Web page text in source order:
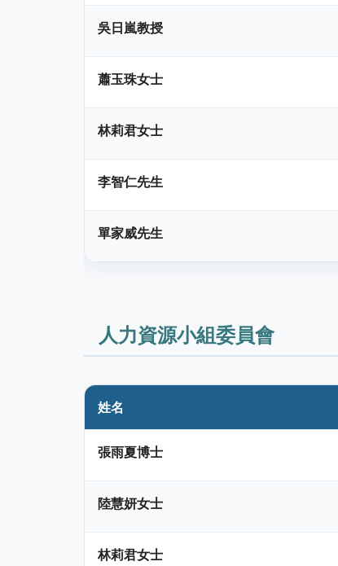
吳日嵐教授
蕭玉珠女士
林莉君女士
李智仁先生
單家威先生
人力資源小組委員會
姓名
張雨夏博士
陸慧妍女士
林莉君女士